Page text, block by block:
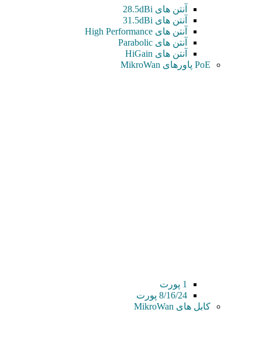
آنتن های 28.5dBi
آنتن های 31.5dBi
آنتن های High Performance
آنتن های Parabolic
آنتن های HiGain
PoE پاورهای MikroWan
1 پورت
8/16/24 پورت
کابل های MikroWan